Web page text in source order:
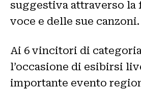
suggestiva attraverso la
voce e delle sue canzoni.
Ai 6 vincitori di
l’occasione di esibirsi
importante evento